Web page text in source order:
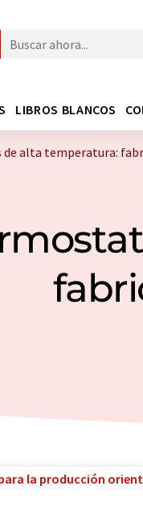
LIBROS BLANCOS
alta temperatura:
la producción